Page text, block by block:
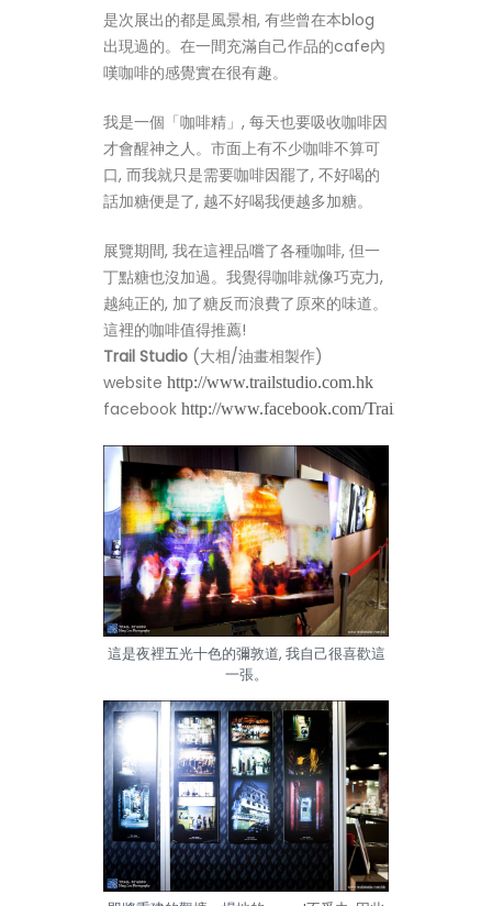
是次展出的都是風景相, 有些曾在本blog
出現過的。在一間充滿自己作品的cafe內
嘆咖啡的感覺實在很有趣。
我是一個「咖啡精」, 每天也要吸收咖啡因
才會醒神之人。市面上有不少咖啡不算可
口, 而我就只是需要咖啡因罷了, 不好喝的
話加糖便是了, 越不好喝我便越多加糖。
展覽期間, 我在這裡品嚐了各種咖啡, 但一
丁點糖也沒加過。我覺得咖啡就像巧克力,
越純正的, 加了糖反而浪費了原來的味道。
這裡的咖啡值得推薦!
Trail Studio (大相/油畫相製作)
website http://www.trailstudio.com.hk
facebook http://www.facebook.com/TrailStudio
這是夜裡五光十色的彌敦道, 我自己很喜歡這
一張。